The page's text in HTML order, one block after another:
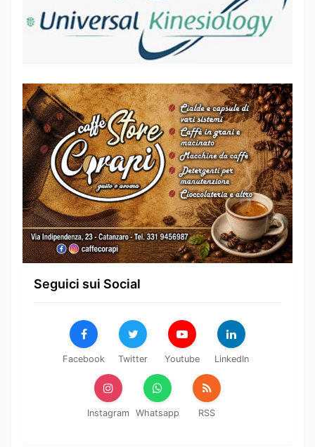
Seguici sui Social
Facebook Twitter Youtube LinkedIn
Instagram Whatsapp RSS